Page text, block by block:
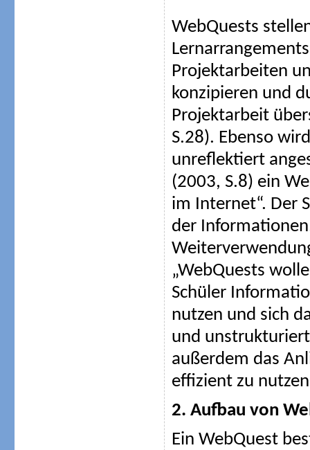
WebQuests
Projektarbeiten
konzipieren und
Projektarbeit
S.28). Ebenso
unreflektiert
(2003, S.8) ein
im Internet“. Der
der
„WebQuests
Schüler
nutzen und sich
und
außerdem das
effizient zu
2. Aufbau von
Ein WebQuest